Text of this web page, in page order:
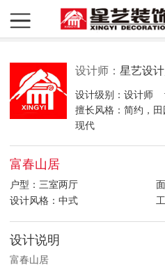
设计师： 星艺设
设计级别：设计师
擅长风格：简约，田
现代
富春山居
户型：三室两厅
设计风格：中式
设计说明
富春山居